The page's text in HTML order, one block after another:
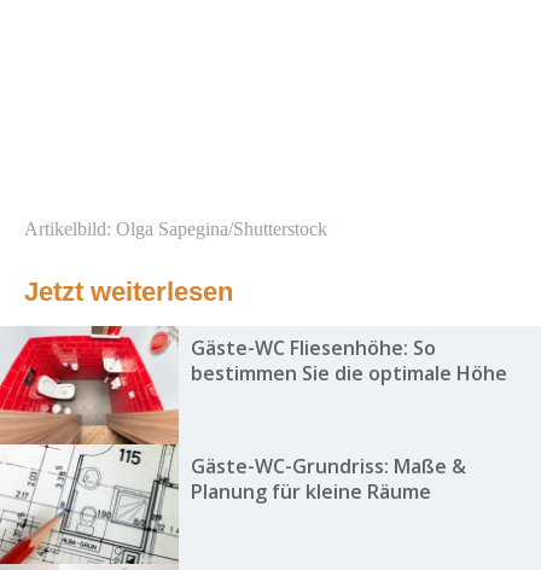
Artikelbild: Olga Sapegina/Shutterstock
Jetzt weiterlesen
Gäste-WC Fliesenhöhe: So
bestimmen Sie die optimale Höhe
Gäste-WC-Grundriss: Maße &
Planung für kleine Räume